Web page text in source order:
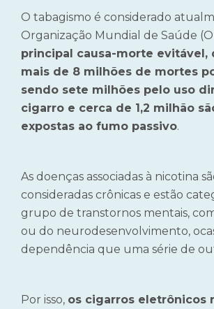
O tabagismo é considerado
Organização Mundial de Saúde
principal causa-morte evitável,
mais de 8 milhões de mortes
sendo sete milhões pelo uso
cigarro e cerca de 1,2 milhão
expostas ao fumo passivo.
As doenças associadas à nicotina
consideradas crônicas e estão
grupo de transtornos mentais,
ou do neurodesenvolvimento,
dependência que uma série de
Por isso, os cigarros eletrônicos